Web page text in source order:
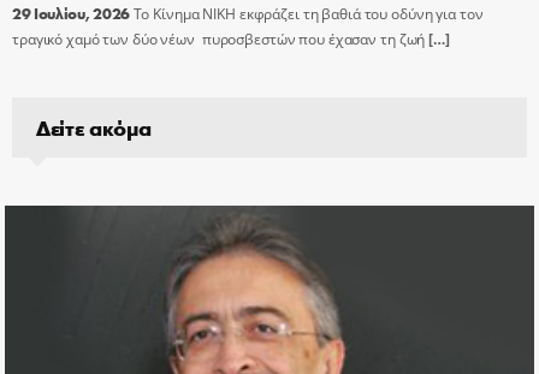
29 Ιουλίου, 2026Το Κίνημα ΝΙΚΗ εκφράζει τη βαθιά του οδύνη για τον
τραγικό χαμό των δύο νέων πυροσβεστών που έχασαν τη ζωή[…]
Δείτε ακόμα